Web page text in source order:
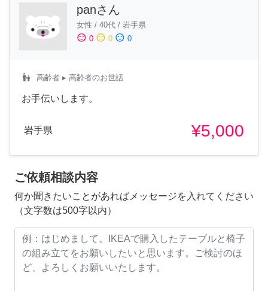
panさん
女性 / 40代 / 岩手県
sentiment_satisfied 0 sentiment_neutral 0 sentiment_dissatisfied 0
escalator_warning 高齢者 ▸ 高齢者のお世話
お手伝いします。
岩手県 ¥5,000
ご依頼相談内容
何か聞きたいことがあればメッセージを入れてください
（文字数は500字以内）